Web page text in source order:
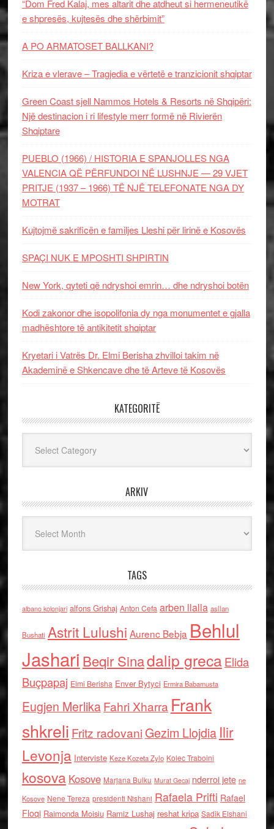
“Dom Fred Kalaj, mes altarit dhe atdheut si hermeneutikë
e shpresës, kujtesës dhe shërbimit”
A PO ARMATOSET BALLKANI?
Kriza e vlerave – Tragjedia e vërtetë e tranzicionit shqiptar
Green Coast sjell Nammos Hotels & Resorts në Shqipëri:
Një destinacion i ri lifestyle merr formë në Rivierën
Shqiptare
PUEBLO (1966) / HISTORIA E SPANJOLLES NGA
VALENCIA QË PËRFUNDOI NË LUSHNJE — 29 VJET
PRITJE (1937 – 1966) TË NJË TELEFONATE NGA DY
MOTRAT
Kujtojmë sakrificën e familjes Lleshi për lirinë e Kosovës
SPAÇI NUK E MPOSHTI SHPIRTIN
New York, qyteti që ndryshoi emrin… dhe ndryshoi botën
Kodi zakonor dhe isopolifonia dy nga monumentet e gjalla
madhështore të antikitetit shqiptar
Kryetari i Vatrës Dr. Elmi Berisha zhvilloi takim në
Akademinë e Shkencave dhe të Arteve të Kosovës
KATEGORITË
ARKIV
TAGS
albano kolonjari alfons Grishaj Anton Cefa arben llalla asllan
Bushati Astrit Lulushi Aurenc Bebja Behlul
Jashari Beqir Sinadalip grecaElida
Buçpapaj Elmi Berisha Enver Bytyci Ermira Babamusta
Eugjen MerlikaFahri Xharra Frank
shkreli Fritz radovaniGezim Llojdia Ilir
Levonja Interviste Keze Kozeta Zylo Kolec Traboini
kosova Kosove Marjana Bulku Murat Gecaj nderroi jete ne
Kosove Nene Tereza presidenti Nishani Rafaela Prifti Rafael
Floqi Raimonda Moisiu Ramiz Lushaj reshat kripa Sadik Elshani